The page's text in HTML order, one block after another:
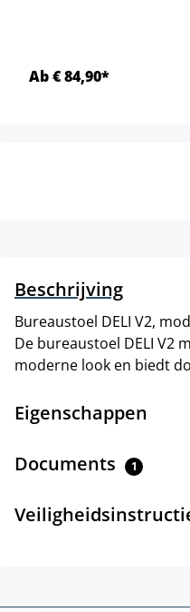
Ab € 84,90*
Beschrijving
Bureaustoel DELI V2,
De bureaustoel DELI V2
moderne look en biedt
Eigenschappen
Documents 1